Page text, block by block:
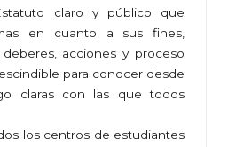
claro y público que
en cuanto a sus fines,
acciones y proceso
para conocer desde
claras con las que todos
los centros de estudiantes